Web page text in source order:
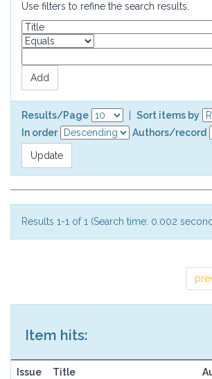
Use filters to refine the search results.
Results/Page
Sort items by
In order
Authors/record
Results 1-1 of 1 (Search time: 0.002
Item hits:
Issue Title